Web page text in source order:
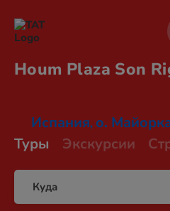
Houm Plaza Son
Испания, о.
Туры
Экскурсии
Куда